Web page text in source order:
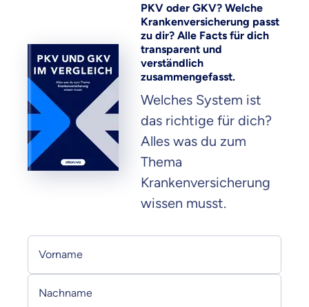
PKV oder GKV? Welche
Krankenversicherung passt
zu dir? Alle Facts für dich
transparent und
verständlich
zusammengefasst.
Welches System ist
das richtige für dich?
Alles was du zum
Thema
Krankenversicherung
wissen musst.
Persönliche Informationen
Vorname
Nachname